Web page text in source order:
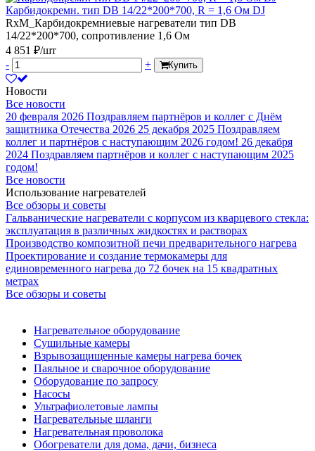
Карбидокремн. тип DB 14/22*200*700, R = 1,6 Ом DJ
RxM_Карбидокремниевые нагреватели тип DB
14/22*200*700, сопротивление 1,6 Ом
4 851 ₽/шт
-
+ Купить
Новости
Все новости
20 февраля 2026 Поздравляем партнёров и коллег с Днём
защитника Отечества 2026 25 декабря 2025 Поздравляем
коллег и партнёров с наступающим 2026 годом! 26 декабря
2024 Поздравляем партнёров и коллег с наступающим 2025
годом!
Все новости
Использование нагревателей
Все обзоры и советы
Гальванические нагреватели с корпусом из кварцевого стекла:
эксплуатация в различных жидкостях и растворах
Производство композитной печи предварительного нагрева
Проектирование и создание термокамеры для
единовременного нагрева до 72 бочек на 15 квадратных
метрах
Все обзоры и советы
Нагревательное оборудование
Сушильные камеры
Взрывозащищенные камеры нагрева бочек
Паяльное и сварочное оборудование
Оборудование по запросу
Насосы
Ультрафиолетовые лампы
Нагревательные шланги
Нагревательная проволока
Обогреватели для дома, дачи, бизнеса